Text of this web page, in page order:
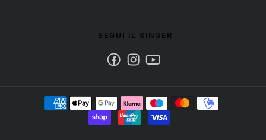
SEGUI IL SINGER